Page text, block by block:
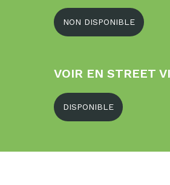
NON DISPONIBLE
VOIR EN STREET
DISPONIBLE